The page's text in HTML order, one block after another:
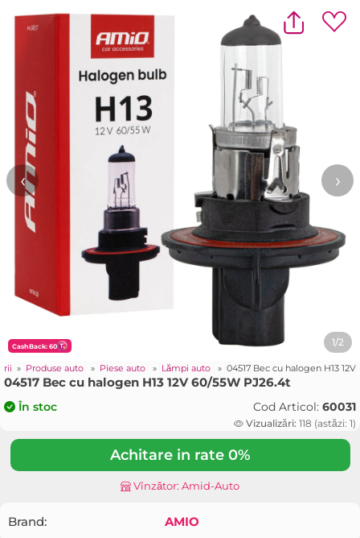
CashBack: 60 1/2
‹ ›
» Produse auto » Piese auto » Lămpi auto » 04517 Bec cu halogen H13
04517 Bec cu halogen H13 12V 60/55W PJ26.4t
În stoc Cod Articol: 60031
Vizualizări: 118 (astăzi: 1)
Achitare in rate 0%
Vînzător: Amid-Auto
Brand: AMIO